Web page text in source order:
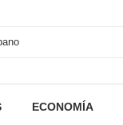
ECONOMÍA